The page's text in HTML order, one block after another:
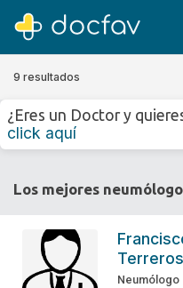
¿Eres
9 resultados
¿Eres un Doctor y
click aquí
Los mejores
Neumólogo
+ −
⇧
»
©OpenStreetMapcontributors.